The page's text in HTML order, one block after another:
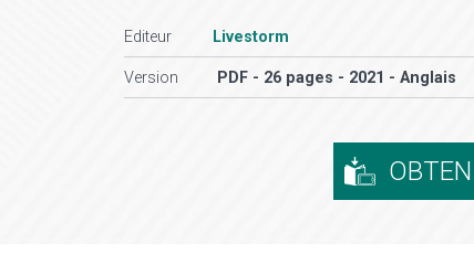
Editeur Livestorm
Version PDF - 26 pages - 2021 - Anglais